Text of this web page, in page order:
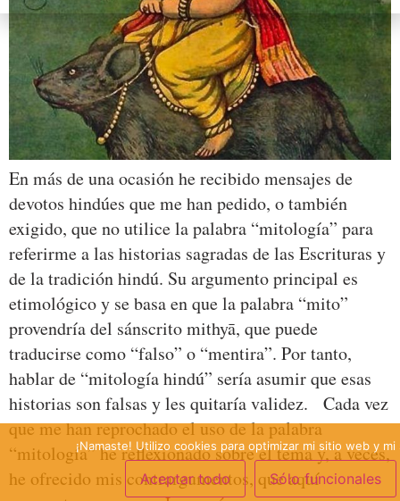
En más de una ocasión he recibido mensajes de
devotos hindúes que me han pedido, o también
exigido, que no utilice la palabra “mitología” para
referirme a las historias sagradas de las Escrituras y
de la tradición hindú. Su argumento principal es
etimológico y se basa en que la palabra “mito”
provendría del sánscrito mithyā, que puede
traducirse como “falso” o “mentira”. Por tanto,
hablar de “mitología hindú” sería asumir que esas
historias son falsas y les quitaría validez. Cada vez
que me han reprochado el uso de la palabra
“mitología” he reflexionado sobre el tema y, a veces,
he ofrecido mis contrargumentos, que aquí
¡Namaste! Utilizo cookies para optimizar mi sitio web y mi
Aceptar todo Sólo funcionales